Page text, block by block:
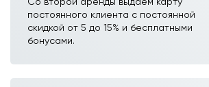
постоянного клиента с постоянной
скидкой от 5 до 15% и бесплатными
бонусами.